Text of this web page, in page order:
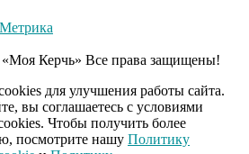
Керчь» Все права защищены!
для улучшения работы сайта.
вы соглашаетесь с условиями
Чтобы получить более
посмотрите нашу Политику